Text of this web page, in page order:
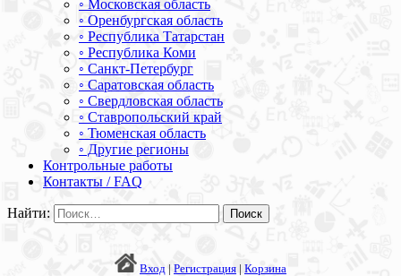
◦ Московская область
◦ Оренбургская область
◦ Республика Татарстан
◦ Республика Коми
◦ Санкт-Петербург
◦ Саратовская область
◦ Свердловская область
◦ Ставропольский край
◦ Тюменская область
◦ Другие регионы
Контрольные работы
Контакты / FAQ
Найти:
Вход | Регистрация | Корзина